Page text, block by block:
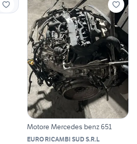
Motore Mercedes benz 651
EURO RICAMBI SUD S.R.L